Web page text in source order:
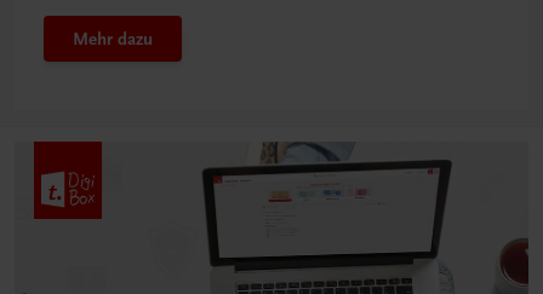
Mehr dazu